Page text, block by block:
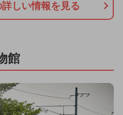
しい情報を見る
館